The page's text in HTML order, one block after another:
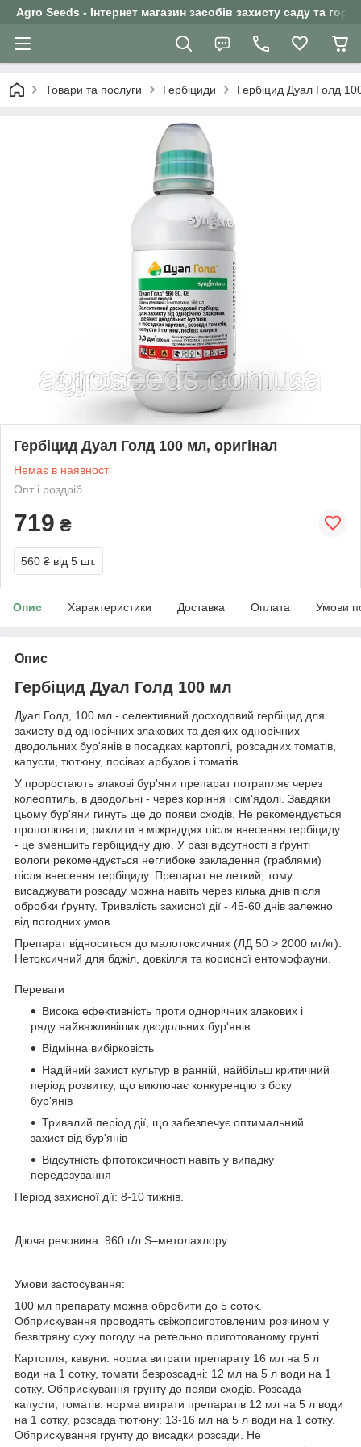
Agro Seeds - Інтернет магазин засобів захисту саду та
Товари та послуги Гербіциди Гербіцид Дуал Голд
Гербіцид Дуал Голд 100 мл, оригінал
Немає в наявності
Опт і роздріб
719 ₴
560 ₴ від 5 шт.
Опис Характеристики Доставка Оплата Умови
Опис
Гербіцид Дуал Голд 100 мл
Дуал Голд, 100 мл - селективний досходовий гербіцид для
захисту від однорічних злакових та деяких однорічних
дводольних бур'янів в посадках картоплі, розсадних томатів,
капусти, тютюну, посівах арбузов і томатів.
У проростають злакові бур'яни препарат потрапляє через
колеоптиль, в дводольні - через коріння і сім'ядолі. Завдяки
цьому бур'яни гинуть ще до появи сходів. Не рекомендується
прополювати, рихлити в міжряддях після внесення гербіциду
- це зменшить гербіцидну дію. У разі відсутності в ґрунті
вологи рекомендується неглибоке закладення (граблями)
після внесення гербіциду. Препарат не леткий, тому
висаджувати розсаду можна навіть через кілька днів після
обробки ґрунту. Тривалість захисної дії - 45-60 днів залежно
від погодних умов.
Препарат відноситься до малотоксичних (ЛД 50 > 2000 мг/кг).
Нетоксичний для бджіл, довкілля та корисної ентомофауни.
Переваги
Висока ефективність проти однорічних злакових і
ряду найважливіших дводольних бур'янів
Відмінна вибірковість
Надійний захист культур в ранній, найбільш критичний
період розвитку, що виключає конкуренцію з боку
бур'янів
Тривалий період дії, що забезпечує оптимальний
захист від бур'янів
Відсутність фітотоксичності навіть у випадку
передозування
Період захисної дії: 8-10 тижнів.
Діюча речовина: 960 г/л S–метолахлору.
Умови застосування:
100 мл препарату можна обробити до 5 соток.
Обприскування проводять свіжоприготовленим розчином у
безвітряну суху погоду на ретельно приготованому грунті.
Картопля, кавуни: норма витрати препарату 16 мл на 5 л
води на 1 сотку, томати безрозсадні: 12 мл на 5 л води на 1
сотку. Обприскування грунту до появи сходів. Розсада
капусти, томатів: норма витрати препаратів 12 мл на 5 л води
на 1 сотку, розсада тютюну: 13-16 мл на 5 л води на 1 сотку.
Обприскування грунту до висадки розсади. Не